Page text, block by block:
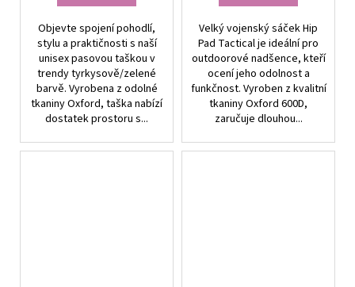
Objevte spojení pohodlí,
stylu a praktičnosti s naší
unisex pasovou taškou v
trendy tyrkysově/zelené
barvě. Vyrobena z odolné
tkaniny Oxford, taška nabízí
dostatek prostoru s...
Velký vojenský sáček Hip
Pad Tactical je ideální pro
outdoorové nadšence, kteří
ocení jeho odolnost a
funkčnost. Vyroben z kvalitní
tkaniny Oxford 600D,
zaručuje dlouhou...